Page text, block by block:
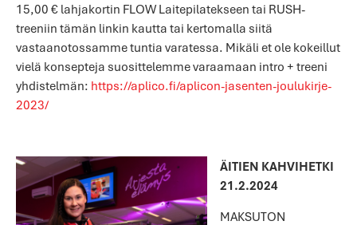
15,00 € lahjakortin FLOW Laitepilatekseen tai RUSH-
treeniin tämän linkin kautta tai kertomalla siitä
vastaanotossamme tuntia varatessa. Mikäli et ole kokeillut
vielä konsepteja suosittelemme varaamaan intro + treeni
yhdistelmän: https://aplico.fi/aplicon-jasenten-joulukirje-
2023/
ÄITIEN KAHVIHETKI
21.2.2024
MAKSUTON